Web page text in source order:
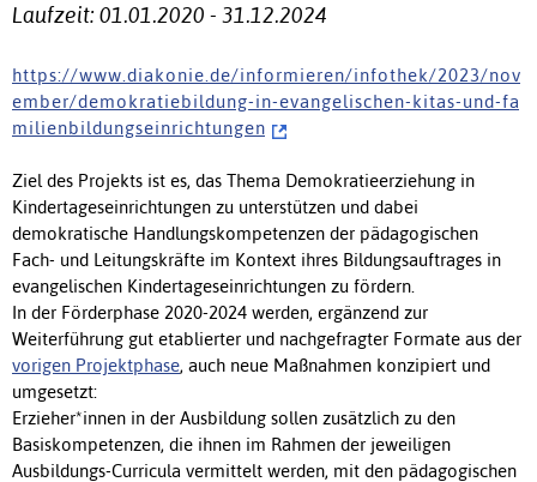
Laufzeit: 01.01.2020 - 31.12.2024
h t t p s : / / w w w . d i a k o n i e . d e / i n f o r m i e r e n / i n f o t h e k / 2 0 2 3 / n o v
e m b e r / d e m o k r a t i e b i l d u n g - i n - e v a n g e l i s c h e n - k i t a s - u n d - f a
m i l i e n b i l d u n g s e i n r i c h t u n g e n
Ziel des Projekts ist es, das Thema Demokratieerziehung in
Kindertageseinrichtungen zu unterstützen und dabei
demokratische Handlungskompetenzen der pädagogischen
Fach- und Leitungskräfte im Kontext ihres Bildungsauftrages in
evangelischen Kindertageseinrichtungen zu fördern.
In der Förderphase 2020-2024 werden, ergänzend zur
Weiterführung gut etablierter und nachgefragter Formate aus der
vorigen Projektphase, auch neue Maßnahmen konzipiert und
umgesetzt:
Erzieher*innen in der Ausbildung sollen zusätzlich zu den
Basiskompetenzen, die ihnen im Rahmen der jeweiligen
Ausbildungs-Curricula vermittelt werden, mit den pädagogischen